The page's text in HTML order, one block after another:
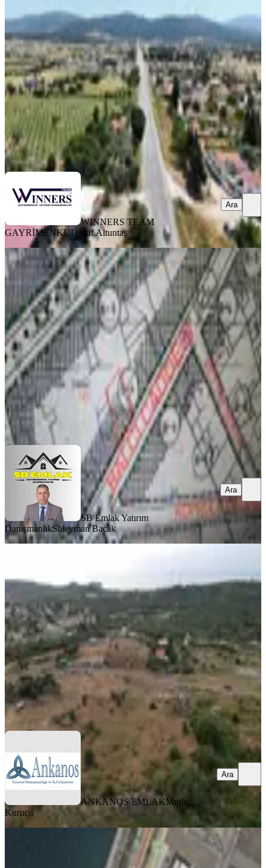
İmarlı Satılık Arsa
İzmir, Urla
868 m²·20.737/m²·08.06.2026
18.000.000 ₺
WINNERS TEAM GAYRİMENKUL Akif Altuntaş
Ara
WINNERS TEAM
GAYRİMENKULAkif Altuntaş
Ara
YOLA YAKIN
İzmir Tire Sb Emlak'tan Kurtuluş
Mah. Satılık 4 Kat İmarlı Arsa
İzmir, Tire
215 m²· Doğalgaz, Elektrik Hattı +5 · 48.837/m²
· 23.05.2026
10.500.000 ₺
SB Emlak Yatırım DanışmanlıkSüleyman Bacak
Ara
SB Emlak Yatırım
DanışmanlıkSüleyman Bacak
Ara
İzmir, Dikili
301 m²
11.130/m² 11.05.2026
3.350.000 ₺
ANKANOS EMLAKMutlu Kurucu
Ara
ANKANOS EMLAKMutlu
Kurucu
Ara
Bülent Ateşci'den Hürriyet
Cad.üstünde Satılık Arsa